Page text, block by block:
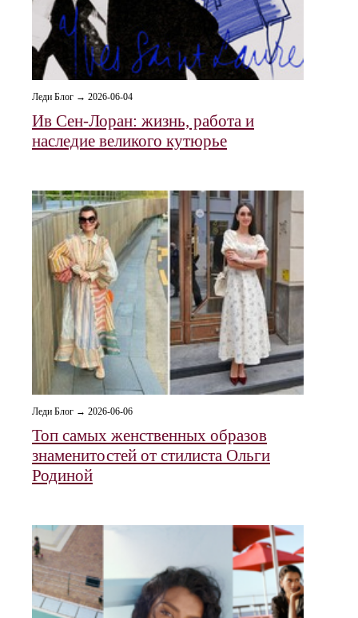
Леди Блог → 2026-06-04
Ив Сен-Лоран: жизнь, работа и
наследие великого кутюрье
Леди Блог → 2026-06-06
Топ самых женственных образов
знаменитостей от стилиста Ольги
Родиной